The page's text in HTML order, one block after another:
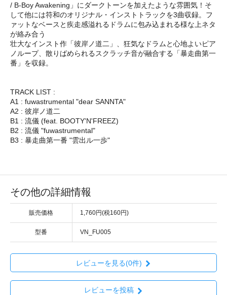
/ B-Boy Awakening」にダークトーンを加えたような雰囲気！そ
して他には符和のオリジナル・インストトラックを3曲収録。フ
ァットなベースと疾走感溢れるドラムに包み込まれる様な上ネタ
が絡み合う
壮大なインスト作「彼岸ノ道二」、狂気なドラムと心地よいピア
ノループ、散りばめられるスクラッチ音が融合する「暴走曲第一
番」を収録。
TRACK LIST :
A1 : fuwastrumental "dear SANNTA"
A2 : 彼岸ノ道二
B1 : 流儀 (feat. BOOTY'N'FREEZ)
B2 : 流儀 "fuwastrumental"
B3 : 暴走曲第一番 "雲出ル一歩"
その他の詳細情報
販売価格 1,760円(税160円)
型番 VN_FU005
レビューを見る(0件)
レビューを投稿